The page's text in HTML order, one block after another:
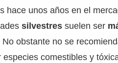
hace unos años en el
silvestres suelen ser
obstante no se
comestibles y